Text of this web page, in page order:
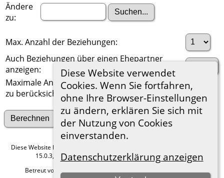
Diese Website verwendet
Cookies. Wenn Sie fortfahren,
ohne Ihre Browser-Einstellungen
zu ändern, erklären Sie sich mit
der Nutzung von Cookies
einverstanden.
Datenschutzerklärung anzeigen
Ändere
zu:
Max. Anzahl der Beziehungen:
Auch Beziehungen über einen Ehepartner
anzeigen:
Maximale Anzahl der
zu berücksichtigenden Generationen:
Suche nach anderen Verbindungen
Diese Website läuft mit
15.0.3, programmiert von Darrin Lythgoe © 2001-2026.
Betreut von